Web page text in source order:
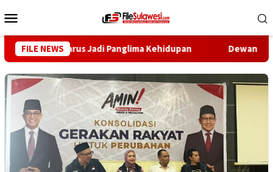
ke
Mobile
FILE NEWS
Ilmu Harus Jadi Panglima Kehidupan Dewan Pers